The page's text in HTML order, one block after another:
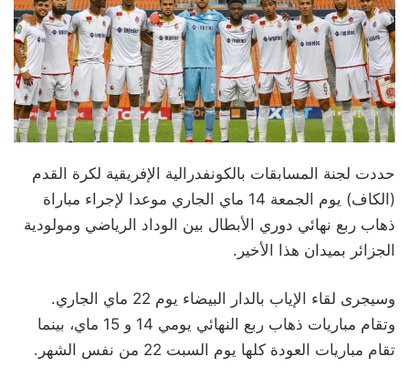
حددت لجنة المسابقات بالكونفدرالية الإفريقية لكرة القدم
(الكاف) يوم الجمعة 14 ماي الجاري موعدا لإجراء مباراة
ذهاب ربع نهائي دوري الأبطال بين الوداد الرياضي ومولودية
الجزائر بميدان هذا الأخير.
وسيجرى لقاء الإياب بالدار البيضاء يوم 22 ماي الجاري.
وتقام مباريات ذهاب ربع النهائي يومي 14 و 15 ماي، بينما
تقام مباريات العودة كلها يوم السبت 22 من نفس الشهر.